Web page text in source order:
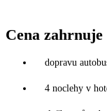
Cena zahrnuje
dopravu
4 noclehy v